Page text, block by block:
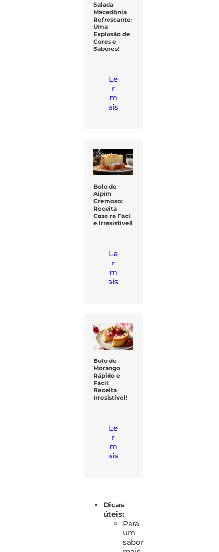
Salada
Macedônia
Refrescante:
Uma
Explosão de
Cores e
Sabores!
Le
r
m
ais
Bolo de
Aipim
Cremoso:
Receita
Caseira Fácil
e Irresistível!
Le
r
m
ais
Bolo de
Morango
Rápido e
Fácil:
Receita
Irresistível!
Le
r
m
ais
Dicas
úteis:
Para
um
sabor